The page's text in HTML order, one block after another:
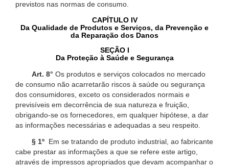
previstos nas normas de consumo.
CAPÍTULO IV
Da Qualidade de Produtos e Serviços, da Prevenção e
da Reparação dos Danos
SEÇÃO I
Da Proteção à Saúde e Segurança
Art. 8° Os produtos e serviços colocados no mercado
de consumo não acarretarão riscos à saúde ou segurança
dos consumidores, exceto os considerados normais e
previsíveis em decorrência de sua natureza e fruição,
obrigando-se os fornecedores, em qualquer hipótese, a dar
as informações necessárias e adequadas a seu respeito.
§ 1º Em se tratando de produto industrial, ao fabricante
cabe prestar as informações a que se refere este artigo,
através de impressos apropriados que devam acompanhar o